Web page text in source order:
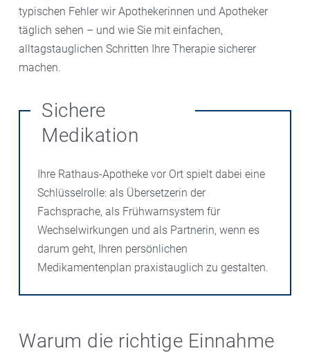
typischen Fehler wir Apothekerinnen und Apotheker
täglich sehen – und wie Sie mit einfachen,
alltagstauglichen Schritten Ihre Therapie sicherer
machen.
Sichere
Medikation
Ihre Rathaus-Apotheke vor Ort spielt dabei eine
Schlüsselrolle: als Übersetzerin der
Fachsprache, als Frühwarnsystem für
Wechselwirkungen und als Partnerin, wenn es
darum geht, Ihren persönlichen
Medikamentenplan praxistauglich zu gestalten.
Warum die richtige Einnahme